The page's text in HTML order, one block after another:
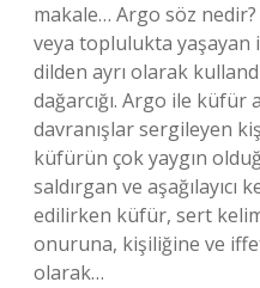
makale… Argo söz
veya toplulukta yaşayan
dilden ayrı olarak
dağarcığı. Argo ile küfür
davranışlar sergileyen
küfürün çok yaygın
saldırgan ve
edilirken küfür, sert
onuruna, kişiliğine ve
olarak…